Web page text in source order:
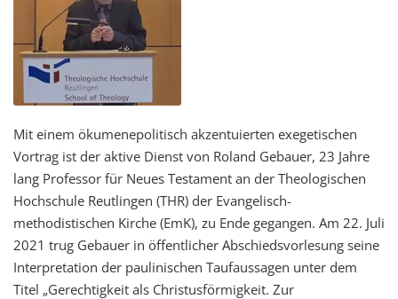
Mit einem ökumenepolitisch akzentuierten exegetischen
Vortrag ist der aktive Dienst von Roland Gebauer, 23 Jahre
lang Professor für Neues Testament an der Theologischen
Hochschule Reutlingen (THR) der Evangelisch-
methodistischen Kirche (EmK), zu Ende gegangen. Am 22. Juli
2021 trug Gebauer in öffentlicher Abschiedsvorlesung seine
Interpretation der paulinischen Taufaussagen unter dem
Titel „Gerechtigkeit als Christusförmigkeit. Zur